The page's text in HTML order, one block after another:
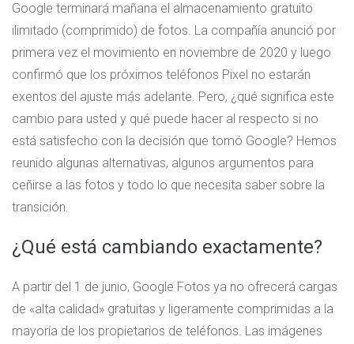
Google terminará mañana el almacenamiento gratuito
ilimitado (comprimido) de fotos. La compañía anunció por
primera vez el movimiento en noviembre de 2020 y luego
confirmó que los próximos teléfonos Pixel no estarán
exentos del ajuste más adelante. Pero, ¿qué significa este
cambio para usted y qué puede hacer al respecto si no
está satisfecho con la decisión que tomó Google? Hemos
reunido algunas alternativas, algunos argumentos para
ceñirse a las fotos y todo lo que necesita saber sobre la
transición.
¿Qué está cambiando exactamente?
A partir del 1 de junio, Google Fotos ya no ofrecerá cargas
de «alta calidad» gratuitas y ligeramente comprimidas a la
mayoría de los propietarios de teléfonos. Las imágenes